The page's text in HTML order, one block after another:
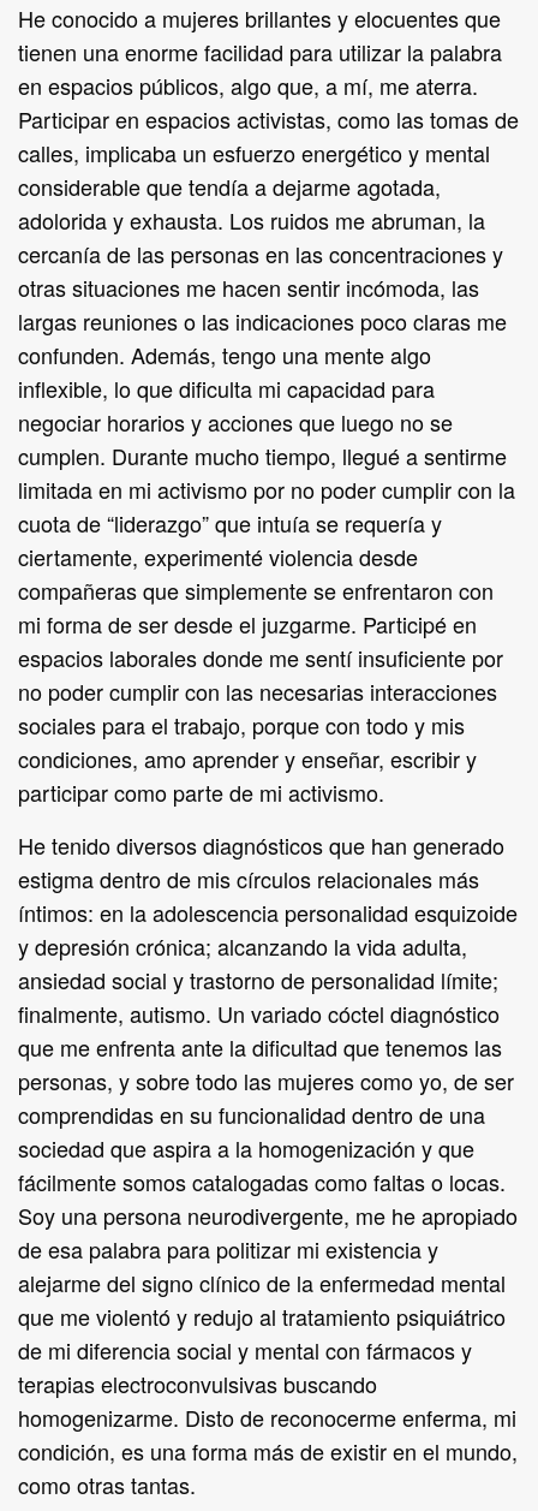
He conocido a mujeres brillantes y elocuentes que
tienen una enorme facilidad para utilizar la palabra
en espacios públicos, algo que, a mí, me aterra.
Participar en espacios activistas, como las tomas de
calles, implicaba un esfuerzo energético y mental
considerable que tendía a dejarme agotada,
adolorida y exhausta. Los ruidos me abruman, la
cercanía de las personas en las concentraciones y
otras situaciones me hacen sentir incómoda, las
largas reuniones o las indicaciones poco claras me
confunden. Además, tengo una mente algo
inflexible, lo que dificulta mi capacidad para
negociar horarios y acciones que luego no se
cumplen. Durante mucho tiempo, llegué a sentirme
limitada en mi activismo por no poder cumplir con la
cuota de “liderazgo” que intuía se requería y
ciertamente, experimenté violencia desde
compañeras que simplemente se enfrentaron con
mi forma de ser desde el juzgarme. Participé en
espacios laborales donde me sentí insuficiente por
no poder cumplir con las necesarias interacciones
sociales para el trabajo, porque con todo y mis
condiciones, amo aprender y enseñar, escribir y
participar como parte de mi activismo.
He tenido diversos diagnósticos que han generado
estigma dentro de mis círculos relacionales más
íntimos: en la adolescencia personalidad esquizoide
y depresión crónica; alcanzando la vida adulta,
ansiedad social y trastorno de personalidad límite;
finalmente, autismo. Un variado cóctel diagnóstico
que me enfrenta ante la dificultad que tenemos las
personas, y sobre todo las mujeres como yo, de ser
comprendidas en su funcionalidad dentro de una
sociedad que aspira a la homogenización y que
fácilmente somos catalogadas como faltas o locas.
Soy una persona neurodivergente, me he apropiado
de esa palabra para politizar mi existencia y
alejarme del signo clínico de la enfermedad mental
que me violentó y redujo al tratamiento psiquiátrico
de mi diferencia social y mental con fármacos y
terapias electroconvulsivas buscando
homogenizarme. Disto de reconocerme enferma, mi
condición, es una forma más de existir en el mundo,
como otras tantas.